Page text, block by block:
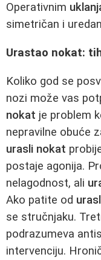
Operativnim
simetričan i
Urastao nokat:
Koliko god se
nozi može vas
nokat je problem
nepravilne obuće
urasli nokat
postaje agonija.
nelagodnost, ali
Ako patite od
se stručnjaku.
podrazumeva
intervenciju.